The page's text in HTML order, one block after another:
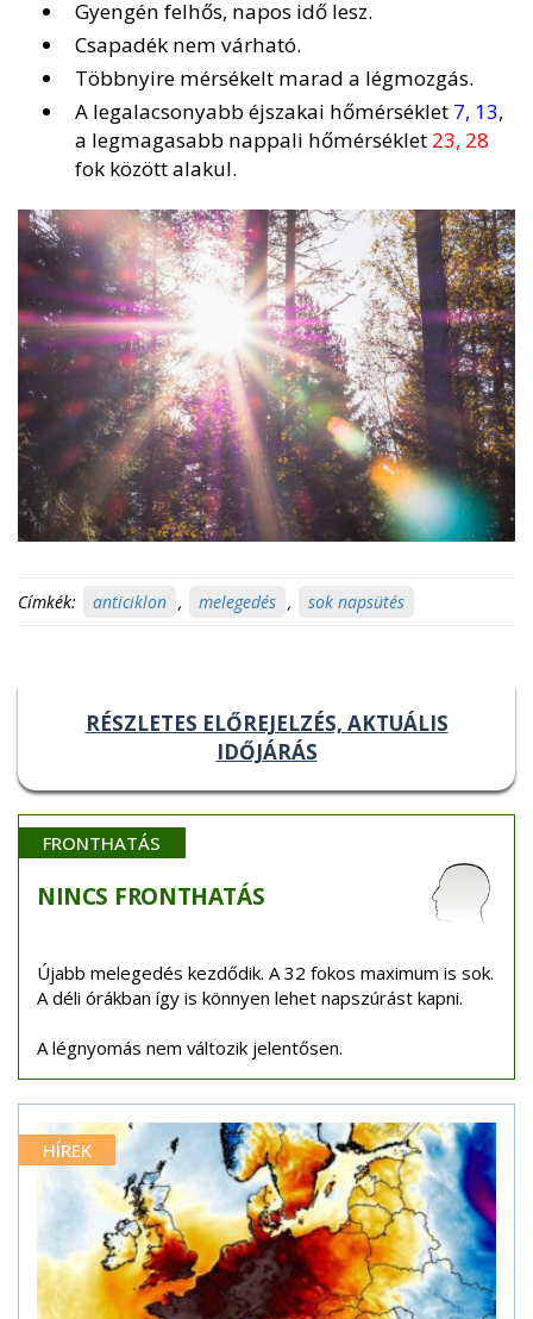
Gyengén felhős, napos idő lesz.
Csapadék nem várható.
Többnyire mérsékelt marad a légmozgás.
A legalacsonyabb éjszakai hőmérséklet 7, 13,
a legmagasabb nappali hőmérséklet 23, 28
fok között alakul.
Címkék: anticiklon , melegedés , sok napsütés
RÉSZLETES ELŐREJELZÉS, AKTUÁLIS
IDŐJÁRÁS
FRONTHATÁS
NINCS FRONTHATÁS
Újabb melegedés kezdődik. A 32 fokos maximum is sok.
A déli órákban így is könnyen lehet napszúrást kapni.
A légnyomás nem változik jelentősen.
HÍREK